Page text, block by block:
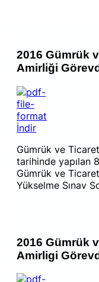
2016 Gümrük
Amirliği
İndir
Gümrük ve
tarihinde yapılan
Gümrük ve
Yükselme Sınav
2016 Gümrük
Amirligi